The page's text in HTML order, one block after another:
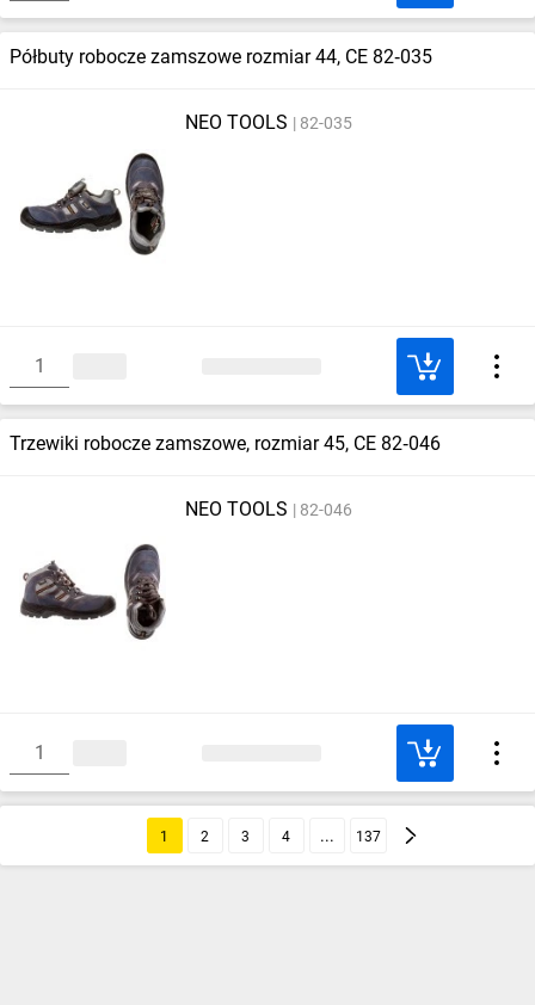
Półbuty robocze zamszowe rozmiar 44, CE 82‑035
NEO TOOLS 82-035
Trzewiki robocze zamszowe, rozmiar 45, CE 82‑046
NEO TOOLS 82-046
1 2 3 4 137